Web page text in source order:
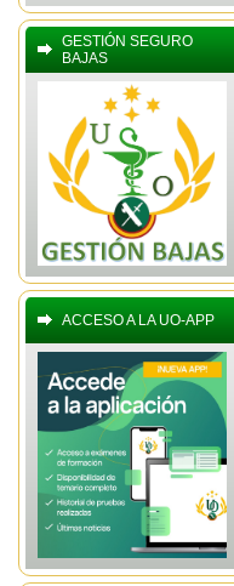
GESTIÓN SEGURO
BAJAS
ACCESO A LA UO-APP